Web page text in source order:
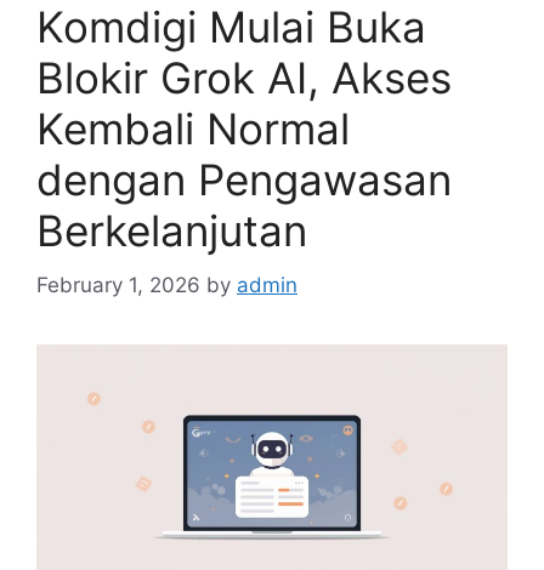
Komdigi Mulai Buka
Blokir Grok AI, Akses
Kembali Normal
dengan Pengawasan
Berkelanjutan
February 1, 2026 by admin